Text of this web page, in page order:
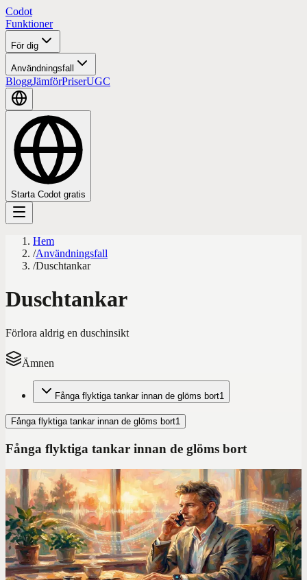
Codot
Funktioner
För dig
Användningsfall
BloggJämförPriserUGC
Starta Codot gratis
Hem
/Användningsfall
/Duschtankar
Duschtankar
Förlora aldrig en duschinsikt
Ämnen
Fånga flyktiga tankar innan de glöms bort1
Fånga flyktiga tankar innan de glöms bort1
Fånga flyktiga tankar innan de glöms bort
Röst-produktivitetstips
Jag testade 7 röstanteckningsappar 2026. Bara en
ersatte min andra hjärna
Efter att ha testat alla stora röst-till-text-appar hittade jag bara en som
faktiskt förvandlar röstanteckningar till organiserade och sökbara
anteckningar.